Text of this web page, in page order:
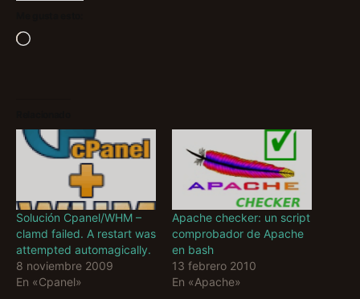
Cargando...
Solución Cpanel/WHM –
clamd failed. A restart was
attempted automagically.
8 noviembre 2009
En «Cpanel»
Apache checker: un script
comprobador de Apache
en bash
13 febrero 2010
En «Apache»